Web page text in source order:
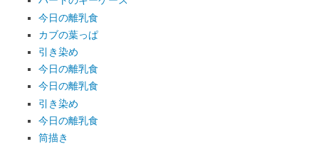
今日の離乳食
カブの葉っぱ
引き染め
今日の離乳食
今日の離乳食
引き染め
今日の離乳食
筒描き